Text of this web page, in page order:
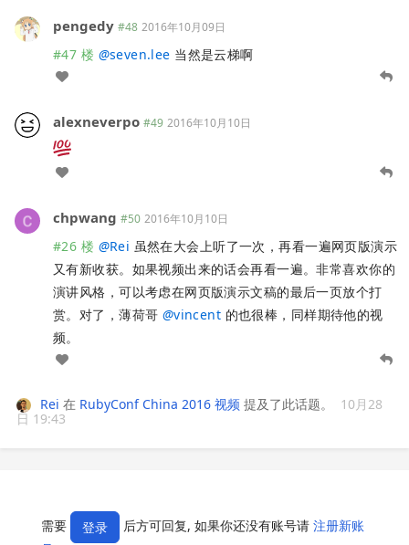
pengedy #48 2016年10月09日
#47 楼 @seven.lee 当然是云梯啊
alexneverpo #49 2016年10月10日
chpwang #50 2016年10月10日
#26 楼 @Rei 虽然在大会上听了一次，再看一遍网页版演示
又有新收获。如果视频出来的话会再看一遍。非常喜欢你的
演讲风格，可以考虑在网页版演示文稿的最后一页放个打
赏。对了，薄荷哥 @vincent 的也很棒，同样期待他的视
频。
Rei 在 RubyConf China 2016 视频 提及了此话题。
10月28
日 19:43
需要 登录 后方可回复, 如果你还没有账号请 注册新账